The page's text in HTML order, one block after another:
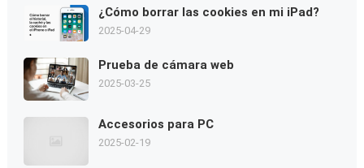
¿Cómo borrar las cookies en mi iPad?
2025-04-29
Prueba de cámara web
2025-03-25
Accesorios para PC
2025-02-19